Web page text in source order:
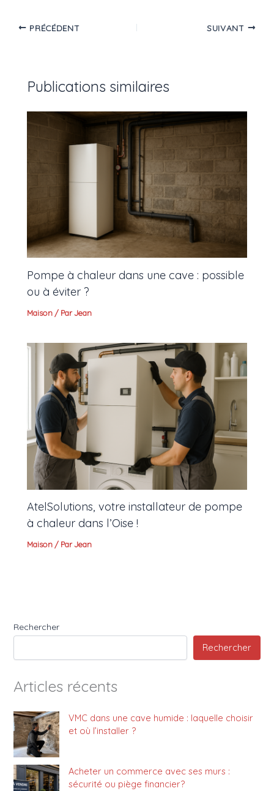
PRÉCÉDENT SUIVANT
Publications similaires
Pompe à chaleur dans une cave : possible
ou à éviter ?
Maison / ParJean
AtelSolutions, votre installateur de pompe
à chaleur dans l’Oise !
Maison / ParJean
Rechercher
Rechercher
Articles récents
VMC dans une cave humide : laquelle choisir
et où l’installer ?
Acheter un commerce avec ses murs :
sécurité ou piège financier?